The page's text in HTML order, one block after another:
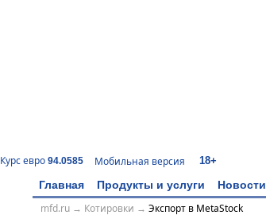
Курс евро 94.0585 Мобильная версия 18+
Главная Продукты и услуги Новости
mfd.ru→ Котировки → Экспорт в MetaStock